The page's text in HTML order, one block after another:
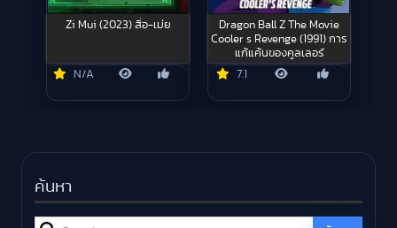
Zi Mui (2023) สื่อ-เม่ย
N/A
Dragon Ball Z The Movie
Cooler s Revenge (1991) การ
แก้แค้นของคูลเลอร์
7.1
ค้นหา
Search for: